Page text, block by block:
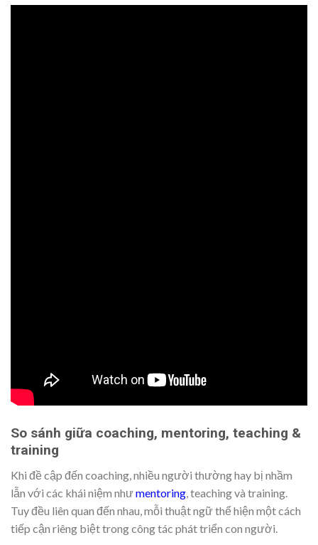
So sánh giữa coaching, mentoring, teaching &
training
Khi đề cập đến coaching, nhiều người thường hay bị nhầm
lẫn với các khái niệm nhưmentoring , teaching và training.
Tuy đều liên quan đến nhau, mỗi thuật ngữ thể hiện một cách
tiếp cận riêng biệt trong công tác phát triển con người.